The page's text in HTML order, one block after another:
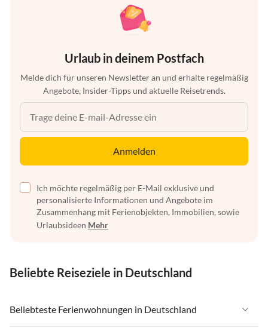
Urlaub in deinem Postfach
Melde dich für unseren Newsletter an und erhalte regelmäßig
Angebote, Insider-Tipps und aktuelle Reisetrends.
Anmelden
Ich möchte regelmäßig per E-Mail exklusive und
personalisierte Informationen und Angebote im
Zusammenhang mit Ferienobjekten, Immobilien, sowie
Urlaubsideen Mehr
Beliebte Reiseziele in Deutschland
Beliebteste Ferienwohnungen in Deutschland